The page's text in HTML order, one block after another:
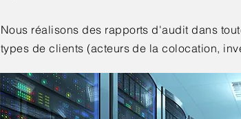
Nous réalisons des rapports d'audit dans
types de clients (acteurs de la colocation,